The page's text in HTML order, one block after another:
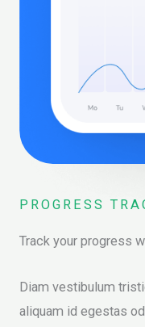
PROGRESS
Track your progress
Diam vestibulum
aliquam id egestas